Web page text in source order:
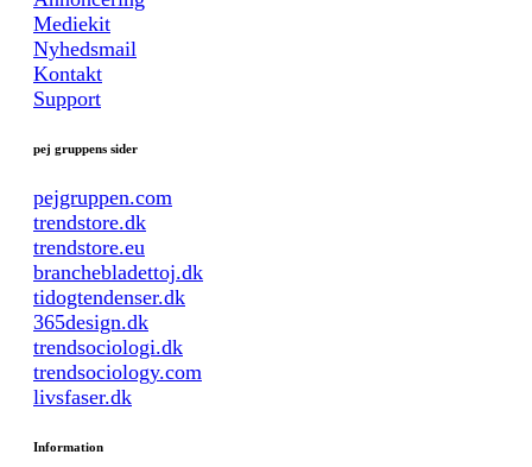
Mediekit
Nyhedsmail
Kontakt
Support
pej gruppens sider
pejgruppen.com
trendstore.dk
trendstore.eu
branchebladettoj.dk
tidogtendenser.dk
365design.dk
trendsociologi.dk
trendsociology.com
livsfaser.dk
Information